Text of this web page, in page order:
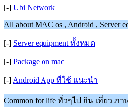
[-] Ubi Network
All about MAC os , Android , Server
[-] Server equipment ทั้งหมด
[-] Package on mac
[-] Android App ที่ใช้ แนะนำ
Common for life ทั่วๆไป กิน เที่ยว ภา